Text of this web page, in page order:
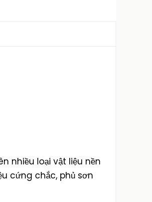
nhiều loại vật liệu nền
cứng chắc, phủ sơn